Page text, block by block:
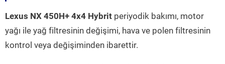
Lexus NX 450H+ 4x4 Hybrit periyodik bakımı, motor
yağı ile yağ filtresinin değişimi, hava ve polen filtresinin
kontrol veya değişiminden ibarettir.